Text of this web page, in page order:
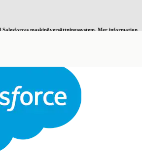
maskinöversättningssystem. Mer information